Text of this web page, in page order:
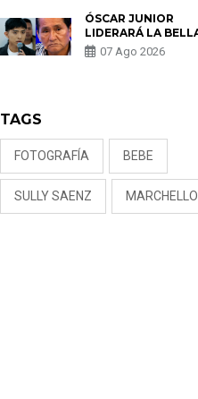
ENCONTRARON UN
TUMOR”
ÓSCAR JUNIOR
LIDERARÁ LA
TRAS SALIDA DE SU
PADRE POR
07 Ago 2026
TAGS
FOTOGRAFÍA BEBE
SULLY SAENZ MARCHELLO